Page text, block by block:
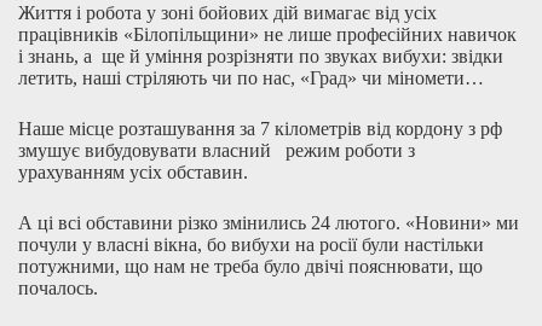
Життя і робота у зоні бойових дій вимагає від усіх
працівників «Білопільщини» не лише професійних навичок
і знань, а ще й уміння розрізняти по звуках вибухи: звідки
летить, наші стріляють чи по нас, «Град» чи міномети…
Наше місце розташування за 7 кілометрів від кордону з рф
змушує вибудовувати власний режим роботи з
урахуванням усіх обставин.
А ці всі обставини різко змінились 24 лютого. «Новини» ми
почули у власні вікна, бо вибухи на росії були настільки
потужними, що нам не треба було двічі пояснювати, що
почалось.